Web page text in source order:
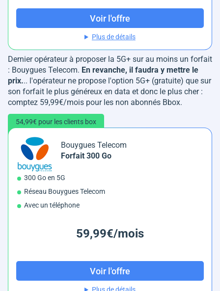
Voir l'offre
Plus de détails
Dernier opérateur à proposer la 5G+ sur au moins un forfait
: Bouygues Telecom. En revanche, il faudra y mettre le
prix... l'opérateur ne propose l'option 5G+ (gratuite) que sur
son forfait le plus généreux en data et donc le plus cher :
comptez 59,99€/mois pour les non abonnés Bbox.
54,99€ pour les clients box
Bouygues Telecom
Forfait 300 Go
300 Go en 5G
Réseau Bouygues Telecom
Avec un téléphone
59,99€/mois
Voir l'offre